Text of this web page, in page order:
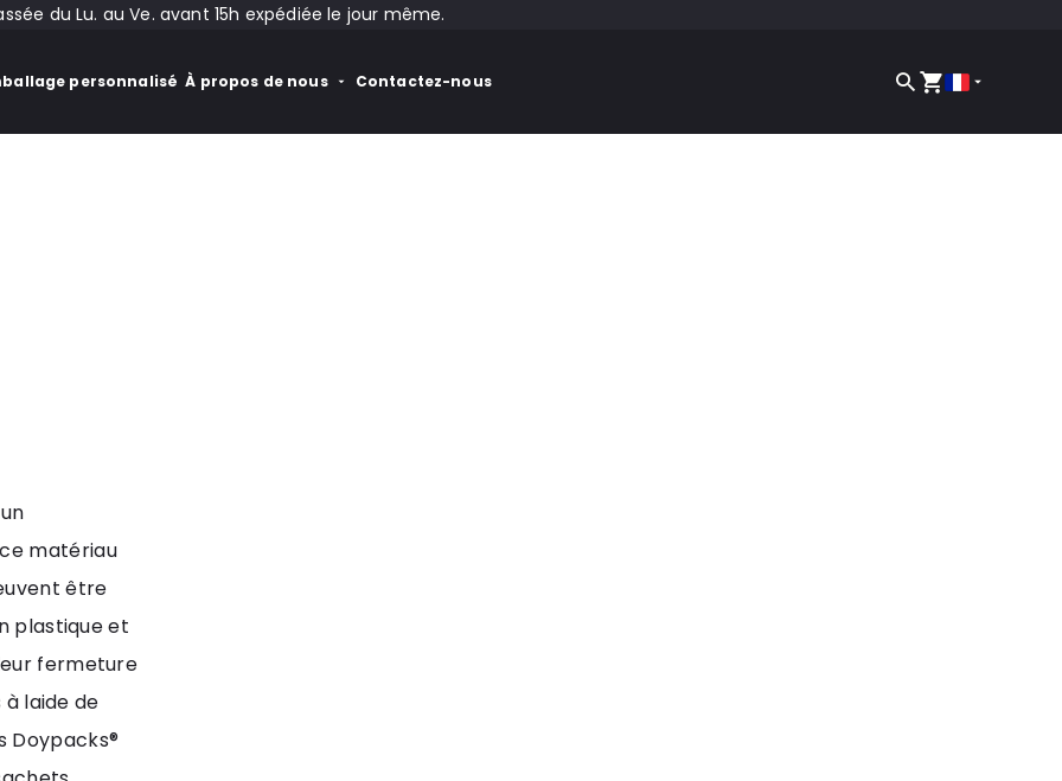
du Lu. au Ve. avant 15h expédiée le jour même.
personnalisé À propos de nous Contactez-nous
matériau
être
plastique et
fermeture
laide de
Doypacks®